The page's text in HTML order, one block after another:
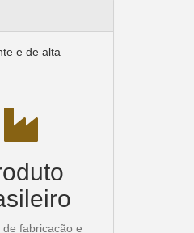
e de alta
de fabricação e